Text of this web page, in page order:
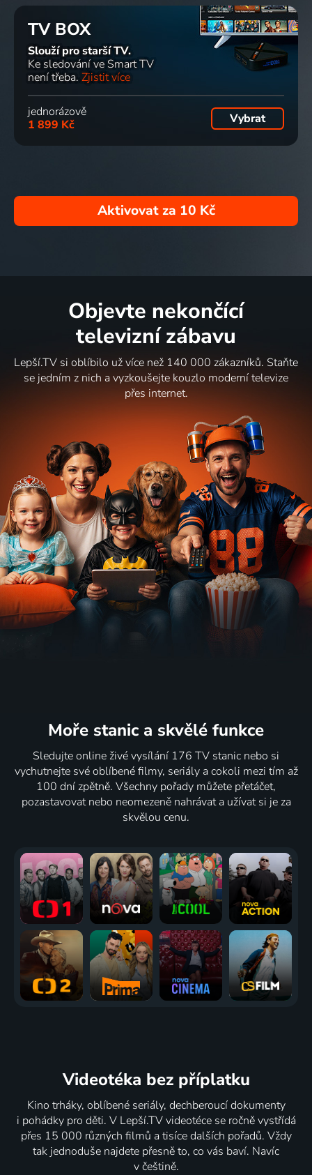
TV BOX
Slouží pro starší TV.
Ke sledování ve Smart TV
není třeba. Zjistit více
jednorázově
1 899 Kč
Vybrat
Aktivovat za 10 Kč
Objevte nekončící
televizní zábavu
Lepší.TV si oblíbilo už více než 140 000 zákazníků. Staňte
se jedním z nich a vyzkoušejte kouzlo moderní televize
přes internet.
Moře stanic a skvělé funkce
Sledujte online živé vysílání 176 TV stanic nebo si
vychutnejte své oblíbené filmy, seriály a cokoli mezi tím až
100 dní zpětně. Všechny pořady můžete přetáčet,
pozastavovat nebo neomezeně nahrávat a užívat si je za
skvělou cenu.
Videotéka bez příplatku
Kino trháky, oblíbené seriály, dechberoucí dokumenty
i pohádky pro děti. V Lepší.TV videotéce se ročně vystřídá
přes 15 000 různých filmů a tisíce dalších pořadů. Vždy
tak jednoduše najdete přesně to, co vás baví. Navíc
v češtině.